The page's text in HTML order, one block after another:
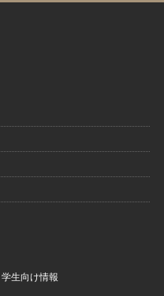
学生向け情報